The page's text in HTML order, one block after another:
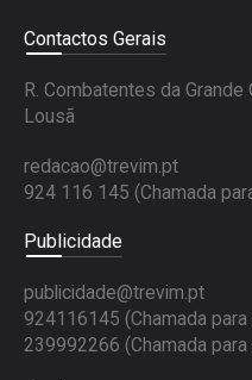
Contactos Gerais
R. Combatentes da
Lousã
redacao@trevim.pt
924 116 145 (Chamada
Publicidade
publicidade@trevim.pt
924116145 (Chamada
239992266 (Chamada